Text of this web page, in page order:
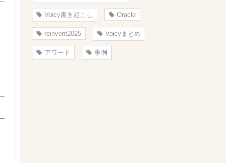
Voicy書き起こし Oracle
reinvent2025 Voicyまとめ
アワード 事例